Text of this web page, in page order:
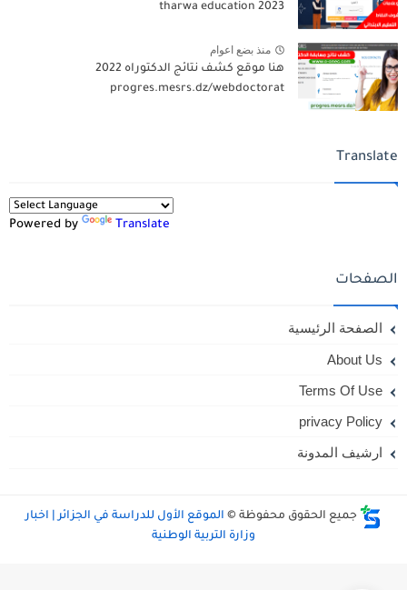
2023 tharwa education
منذ بضع اعوام
هنا موقع كشف نتائج الدكتوراه 2022
progres.mesrs.dz/webdoctorat
Translate
Powered by Translate
الصفحات
الصفحة الرئيسية
About Us
Terms Of Use
privacy Policy
ارشيف المدونة
جميع الحقوق محفوظة © الموقع الأول للدراسة في الجزائر | اخبار
وزارة التربية الوطنية